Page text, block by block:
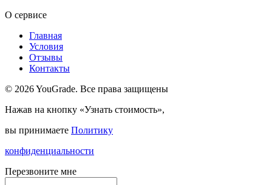
О сервисе
Главная
Условия
Отзывы
Контакты
© 2026 YouGrade. Все права защищены
Нажав на кнопку «Узнать стоимость»,
вы принимаете Политику
конфиденциальности
Перезвоните мне